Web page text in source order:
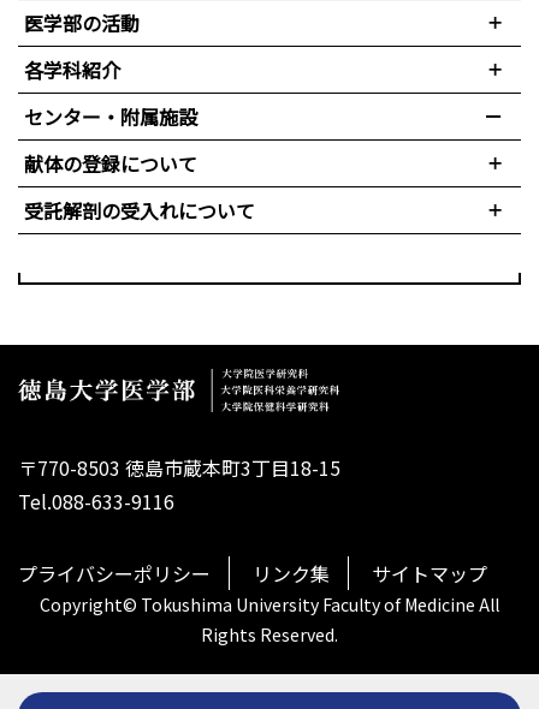
医学部の活動
各学科紹介
センター・附属施設
献体の登録について
受託解剖の受入れについて
〒770-8503 徳島市蔵本町3丁目18-15
Tel.088-633-9116
プライバシーポリシー リンク集 サイトマップ
Copyright© Tokushima University Faculty of Medicine All
Rights Reserved.